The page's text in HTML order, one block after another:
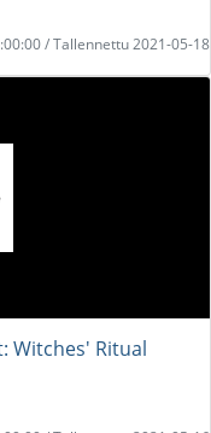
/ Tallennettu 2021-05-18
Witches' Ritual